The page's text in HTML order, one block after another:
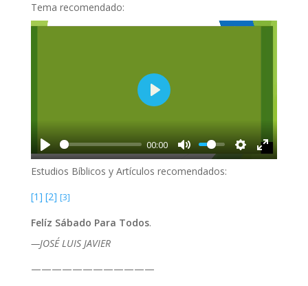
Tema recomendado:
00:00
P
y
Estudios Bíblicos y Artículos recomendados:
[1] [2] [3]
Felíz Sábado Para Todos.
—JOSÉ LUIS JAVIER
————————————